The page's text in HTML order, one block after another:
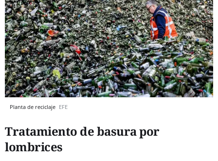
Planta de reciclaje EFE
Tratamiento de basura por
lombrices